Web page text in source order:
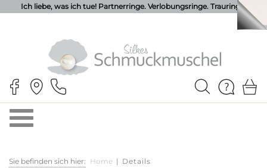
Ich liebe, was ich tue! Partnerringe. Verlobungsringe. Trauringe.
Sie befinden sich hier: Home | Details